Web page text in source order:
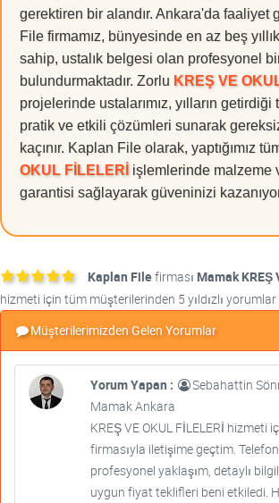
gerektiren bir alandır. Ankara'da faaliyet
File firmamız, bünyesinde en az beş
sahip, ustalık belgesi olan profesyonel
bulundurmaktadır. Zorlu KREŞ VE
projelerinde ustalarımız, yılların
pratik ve etkili çözümleri sunarak
kaçınır. Kaplan File olarak, yaptığımız
OKUL FİLELERİ işlemlerinde malzeme
garantisi sağlayarak güveninizi
Kaplan Filefirması Mamak KREŞ
hizmeti için tüm müşterilerinden 5 yıldızlı yorumlar
Müşterilerimizden Gelen Yorumlar
Yorum Yapan :
Sebahattin
Mamak Ankara
KREŞ VE OKUL FİLELERİ hizmeti
firmasıyla iletişime geçtim.
profesyonel yaklaşım, detaylı
uygun fiyat teklifleri beni etkiledi.